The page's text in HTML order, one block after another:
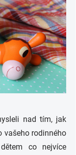
nad tím, jak
vašeho rodinného
co nejvíce